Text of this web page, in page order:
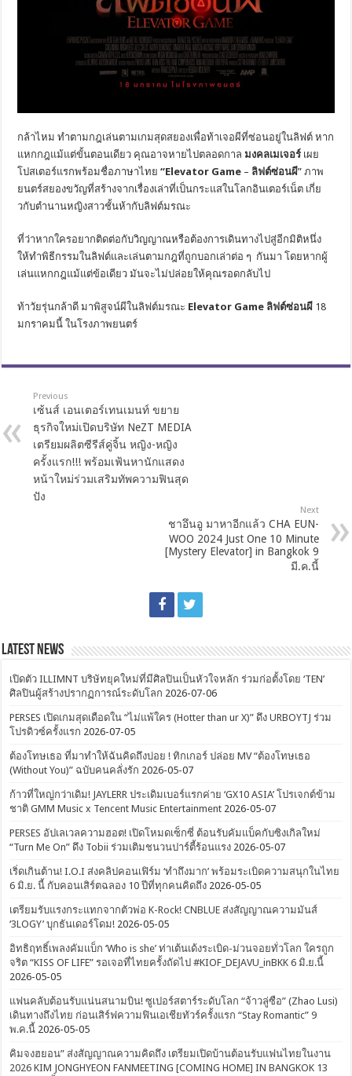
กล้าไหมทำตามกฎเล่นตามเกมสุดสยองเพื่อท้าเจอผีที่ซ่อนอยู่ในลิฟต์ หาก
แหกกฎแม้แต่ขั้นตอนเดียว คุณอาจหายไปตลอดกาล มงคลเมเจอร์ เผย
โปสเตอร์แรกพร้อมชื่อภาษาไทย“Elevator Game – ลิฟต์ซ่อนผี” ภาพ
ยนตร์สยองขวัญที่สร้างจากเรื่องเล่าที่เป็นกระแสในโลกอินเตอร์เน็ต เกี่ย
วกับตำนานหญิงสาวชั้นห้ากับลิฟต์มรณะ
ที่ว่าหากใครอยากติดต่อกับวิญญาณหรือต้องการเดินทางไปสู่อีกมิติหนึ่ง
ให้ทำพิธีกรรมในลิฟต์และเล่นตามกฎที่ถูกบอกเล่าต่อ ๆ กันมาโดยหากผู้
เล่นแหกกฎแม้แต่ข้อเดียว มันจะไม่ปล่อยให้คุณรอดกลับไป
ท้าวัยรุ่นกล้าดี มาพิสูจน์ผีในลิฟต์มรณะ Elevator Game ลิฟต์ซ่อนผี 18
มกราคมนี้ ในโรงภาพยนตร์
Previous
เซ้นส์ เอนเตอร์เทนเมนท์ ขยาย
ธุรกิจใหม่เปิดบริษัท NeZT MEDIA
เตรียมผลิตซีรีส์คู่จิ้น หญิง-หญิง
ครั้งแรก!!! พร้อมเฟ้นหานักแสดง
หน้าใหม่ร่วมเสริมทัพความฟินสุด
ปัง
Next
ชาอึนอู มาหาอีกแล้ว CHA EUN-
WOO 2024 Just One 10 Minute
[Mystery Elevator] in Bangkok 9
มี.ค.นี้
Latest News
เปิดตัว ILLIMNT บริษัทยุคใหม่ที่มีศิลปินเป็นหัวใจหลัก ร่วมก่อตั้งโดย ‘TEN’
ศิลปินผู้สร้างปรากฏการณ์ระดับโลก 2026-07-06
PERSES เปิดเกมสุดเดือดใน “ไม่แพ้ใคร (Hotter than ur X)” ดึง URBOYTJ ร่วม
โปรดิวซ์ครั้งแรก 2026-07-05
ต้องโทษเธอ ที่มาทำให้ฉันคิดถึงบ่อย ! ทิกเกอร์ ปล่อย MV “ต้องโทษเธอ
(Without You)” ฉบับคนคลั่งรัก 2026-05-07
ก้าวที่ใหญ่กว่าเดิม! JAYLERR ประเดิมเบอร์แรกค่าย ‘GX10 ASIA’ โปรเจกต์ข้าม
ชาติ GMM Music x Tencent Music Entertainment 2026-05-07
PERSES อัปเลเวลความฮอต! เปิดโหมดเซ็กซี่ ต้อนรับคัมแบ็คกับซิงเกิลใหม่
“Turn Me On” ดึง Tobii ร่วมเติมชนวนปาร์ตี้ร้อนแรง 2026-05-07
เริ่ดเกินต้าน! I.O.I ส่งคลิปคอนเฟิร์ม ‘ทำถึงมาก’ พร้อมระเบิดความสนุกในไทย
6 มิ.ย. นี้ กับคอนเสิร์ตฉลอง 10 ปีที่ทุกคนคิดถึง 2026-05-05
เตรียมรับแรงกระแทกจากตัวพ่อ K-Rock! CNBLUE ส่งสัญญาณความมันส์
‘3LOGY’ บุกธันเดอร์โดม! 2026-05-05
อิทธิฤทธิ์เพลงคัมแบ็ก ‘Who is she’ ท่าเต้นเด้งระเบิด-ม่วนจอยทั่วโลก ใครถูก
จริต “KISS OF LIFE” รอเจอที่ไทยครั้งถัดไป #KIOF_DEJAVU_inBKK 6 มิ.ย.นี้
2026-05-05
แฟนคลับต้อนรับแน่นสนามบิน! ซูเปอร์สตาร์ระดับโลก “จ้าวลู่ซือ” (Zhao Lusi)
เดินทางถึงไทย ก่อนเสิร์ฟความฟินเอเชียทัวร์ครั้งแรก “Stay Romantic” 9
พ.ค.นี้ 2026-05-05
คิมจงฮยอน” ส่งสัญญาณความคิดถึง เตรียมเปิดบ้านต้อนรับแฟนไทยในงาน
2026 KIM JONGHYEON FANMEETING [COMING HOME] IN BANGKOK 13